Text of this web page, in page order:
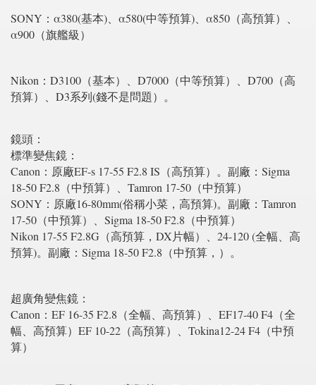
SONY：α380(基本)、α580(中等預算)、α850（高預算）、
α900（旗艦級）
Nikon：D3100（基本）、D7000（中等預算）、D700（高
預算）、D3系列(錢不是問題）。
鏡頭：
標準變焦鏡：
Canon：原廠EF-s 17-55 F2.8 IS（高預算）。副廠：Sigma
18-50 F2.8（中預算）、Tamron 17-50（中預算）
SONY：原廠16-80mm(俗稱小菜，高預算)。副廠：Tamron
17-50（中預算）、Sigma 18-50 F2.8（中預算）
Nikon 17-55 F2.8G（高預算，DX片幅）、24-120 (全幅、高
預算)。副廠：Sigma 18-50 F2.8（中預算，）。
超廣角變焦鏡：
Canon：EF 16-35 F2.8（全幅、高預算）、EF17-40 F4（全
幅、高預算）EF 10-22（高預算）、Tokina12-24 F4（中預
算）